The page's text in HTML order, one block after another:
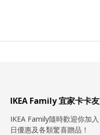
IKEA Family 宜家卡卡友
IKEA Family隨時歡迎你加
日優惠及各類驚喜贈品！